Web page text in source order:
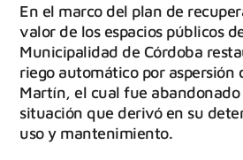
En el marco del plan de
valor de los espacios públicos
Municipalidad de Córdoba
riego automático por aspersión
Martín, el cual fue abandonado
situación que derivó en su
uso y mantenimiento.